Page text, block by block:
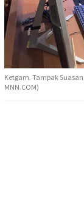
Ketgam. Tampak
MNN.COM)